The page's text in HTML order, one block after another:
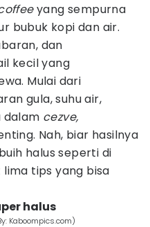
yang sempurna
bubuk kopi dan air.
dan
kecil yang
Mulai dari
gula, suhu air,
dalam cezve,
Nah, biar hasilnya
halus seperti di
tips yang bisa
halus
Kaboompics.com)